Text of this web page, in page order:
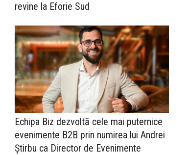
revine la Eforie Sud
Echipa Biz dezvoltă cele mai puternice
evenimente B2B prin numirea lui Andrei
Știrbu ca Director de Evenimente